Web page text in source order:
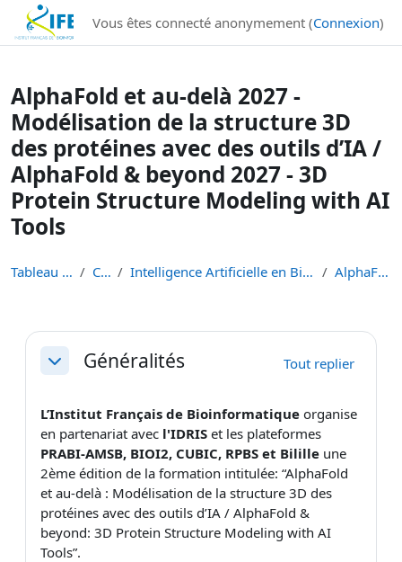
Institut Français de Bioinformatique - Les formations
Passer au contenu principalVous êtes connecté anonymement (Connexion)
AlphaFold et au-delà 2027 -
Modélisation de la structure 3D
des protéines avec des outils d’IA /
AlphaFold & beyond 2027 - 3D
Protein Structure Modeling with AI
Tools
Tableau de bord Cours Intelligence Artificielle en Bioinformatique et Sc... AlphaFold 2027
Résumé de section
ReplierGénéralités Tout replier
L’Institut Français de Bioinformatique organise
en partenariat avec l'IDRIS et les plateformes
PRABI-AMSB, BIOI2, CUBIC, RPBS et Bilille une
2ème édition de la formation intitulée: “AlphaFold
et au-delà : Modélisation de la structure 3D des
protéines avec des outils d’IA / AlphaFold &
beyond: 3D Protein Structure Modeling with AI
Tools”.